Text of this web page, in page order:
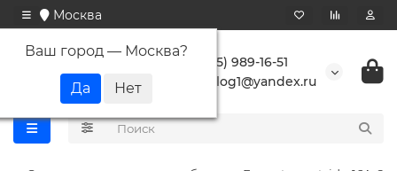
Москва
Ваш город — Москва?
+7 (495) 989-16-51
buranlog1@yandex.ru